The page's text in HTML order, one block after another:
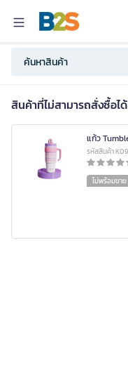
สินค้าที่ไม่สามารถสั่งซื้อได้
แก้ว
รหัสสินค้า
ไม่พร้อมขาย